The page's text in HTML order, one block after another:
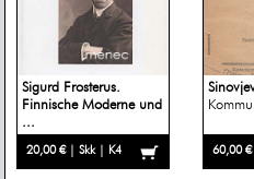
Sigurd Frosterus.
Finnische Moderne und
...
20,00 € | Skk | K4 60,00